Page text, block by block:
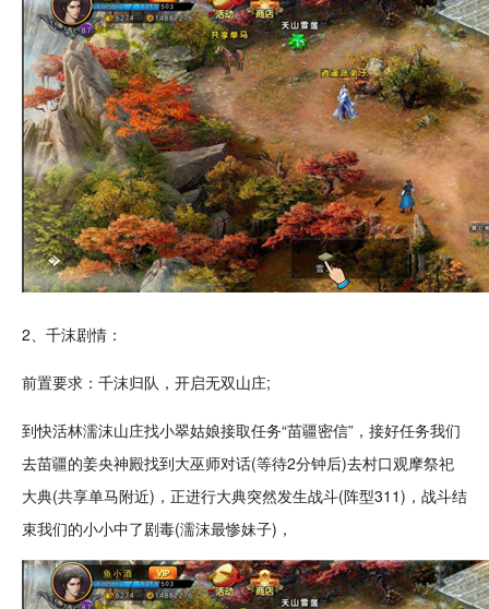
2、千沫剧情：
前置要求：千沫归队，开启无双山庄;
到快活林濡沫山庄找小翠姑娘接取任务“苗疆密信”，接好任务我们
去苗疆的姜央神殿找到大巫师对话(等待2分钟后)去村口观摩祭祀
大典(共享单马附近)，正进行大典突然发生战斗(阵型311)，战斗结
束我们的小小中了剧毒(濡沫最惨妹子)，